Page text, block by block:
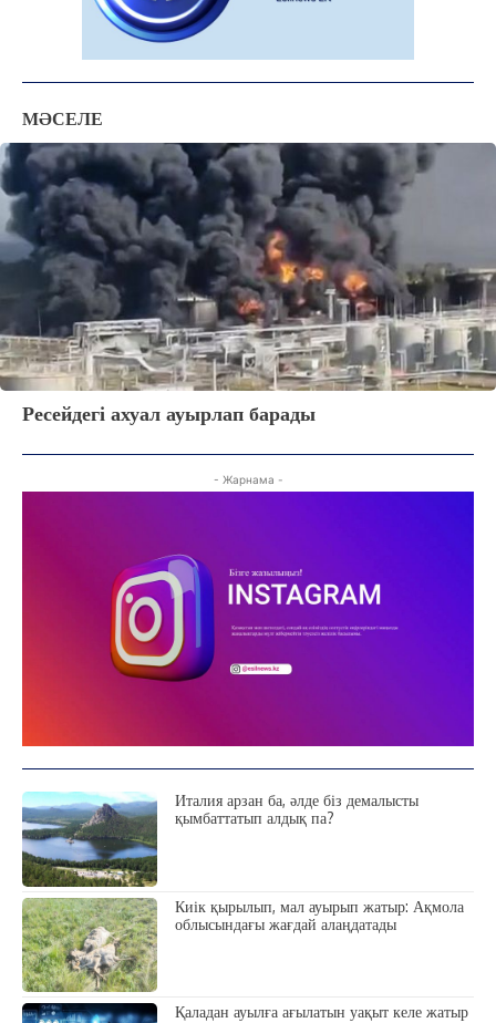
МӘСЕЛЕ
Ресейдегі ахуал ауырлап барады
- Жарнама -
Италия арзан ба, әлде біз демалысты
қымбаттатып алдық па?
Киік қырылып, мал ауырып жатыр: Ақмола
облысындағы жағдай алаңдатады
Қаладан ауылға ағылатын уақыт келе жатыр